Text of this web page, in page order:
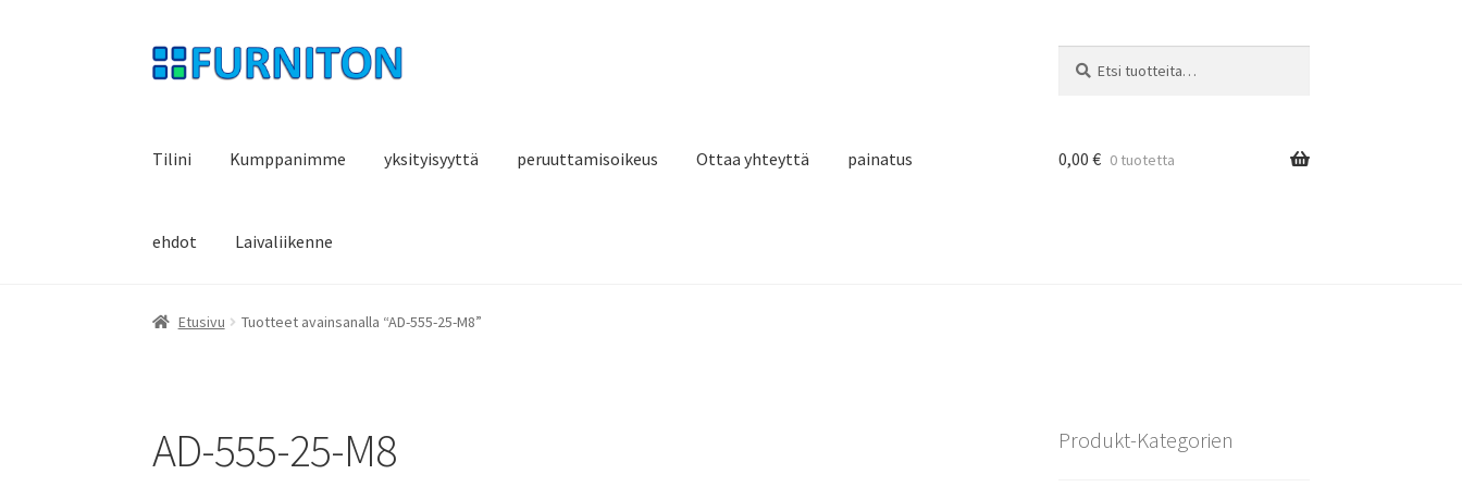
Siirry
navigointiin
Siirry
sisältöön
Tilini Kumppanimme yksityisyyttä peruuttamisoikeus Ottaa yhteyttä painatus
ehdot Laivaliikenne
0,00 € 0 tuotetta
Etusivu Tuotteet avainsanalla “AD-555-25-M8”
AD-555-25-M8 Produkt-Kategorien